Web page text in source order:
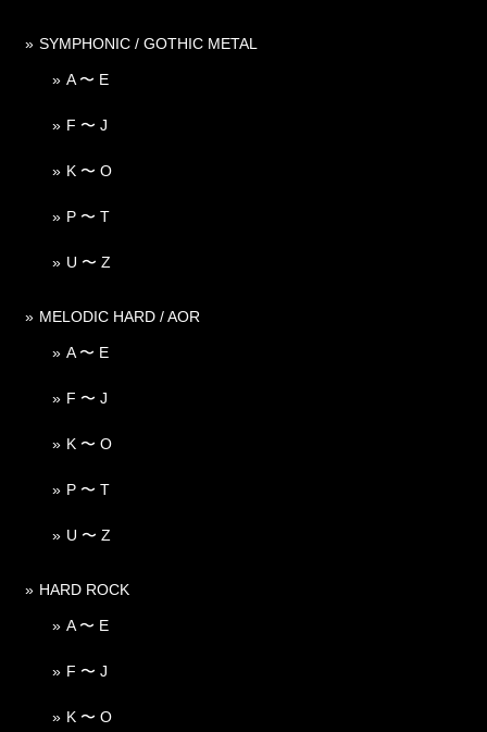
SYMPHONIC / GOTHIC METAL
A 〜 E
F 〜 J
K 〜 O
P 〜 T
U 〜 Z
MELODIC HARD / AOR
A 〜 E
F 〜 J
K 〜 O
P 〜 T
U 〜 Z
HARD ROCK
A 〜 E
F 〜 J
K 〜 O